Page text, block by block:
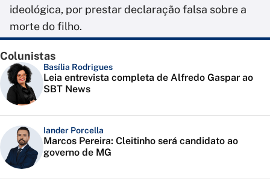
ideológica, por prestar declaração falsa sobre a
morte do filho.
Colunistas
Basília Rodrigues
Leia entrevista completa de Alfredo Gaspar ao
SBT News
Iander Porcella
Marcos Pereira: Cleitinho será candidato ao
governo de MG